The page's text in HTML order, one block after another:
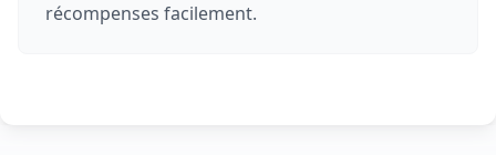
récompenses facilement.